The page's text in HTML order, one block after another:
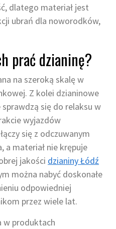
dlatego materiał jest
ubrań dla noworodków,
prać dzianinę?
na szeroką skalę w
Z kolei dzianinowe
się do relaksu w
wyjazdów
się z odczuwanym
materiał nie krępuje
jakości dzianiny Łódź
można nabyć doskonałe
odpowiedniej
przez wiele lat.
w produktach